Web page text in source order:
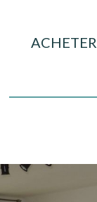
ACHETER